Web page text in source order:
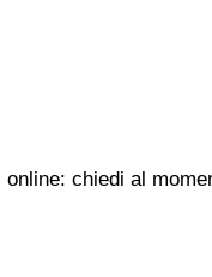
chiedi al